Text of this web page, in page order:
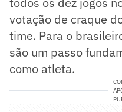
votação de craque
time. Para o
são um passo
como atleta.